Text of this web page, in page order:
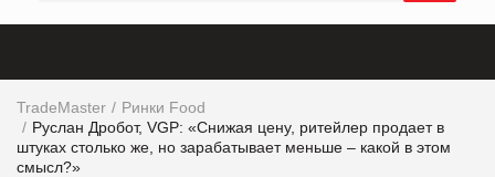
TradeMaster
Ринки Food
Руслан Дробот, VGP: «Снижая цену, ритейлер продает в
штуках столько же, но зарабатывает меньше – какой в этом
смысл?»